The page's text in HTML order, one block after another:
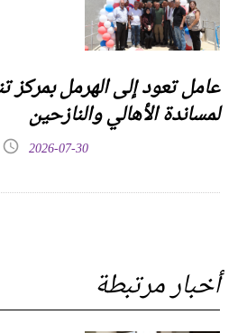
عامل تعود إلى الهرمل بمركز
لمساندة الأهالي والنازحين
2026-07-30
أخبار مرتبطة